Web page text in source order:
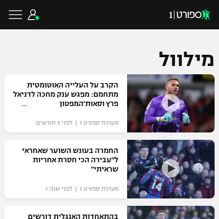
כדורגל ישראלי
ליגת העל
גביע הטוטו
ליגיונרים
גביע המדינה
כדורגל עולמי
ליגת האלופות
ליגה אירופית
ליגה אנגלית
כדורסל ישראלי
ליגת ווינר סל
ליגה לאומית
כדורסל עולמי
NBA
מילוול
הקרב על העלייה האוטומטית
מתחמם: מפגש ענק מחכה לדניאל
פרץ וסאות'המפטון
מערכת ספורט 1 | לפני 3 חודשים
החמרה בעונש השוער שאחראי
ל"עבירה הכי חסרת אחריות
שראיתי"
מערכת ספורט 1 | לפני שנה 1
בהתאחדות האנגלית דורשים